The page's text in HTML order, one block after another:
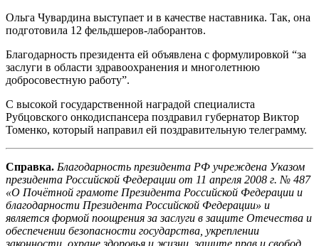
Ольга Чувардина выступает и в качестве наставника. Так, она
подготовила 12 фельдшеров-лаборантов.
Благодарность президента ей объявлена с формулировкой “за
заслуги в области здравоохранения и многолетнюю
добросовестную работу”.
С высокой государственной наградой специалиста
Рубцовского онкодиспансера поздравил губернатор Виктор
Томенко, который направил ей поздравительную телеграмму.
Справка. Благодарность президента РФ учреждена Указом
президента Российской Федерации от 11 апреля 2008 г. № 487
«О Почётной грамоте Президента Российской Федерации и
благодарности Президента Российской Федерации» и
является формой поощрения за заслуги в защите Отечества и
обеспечении безопасности государства, укреплении
законности, охране здоровья и жизни, защите прав и свобод